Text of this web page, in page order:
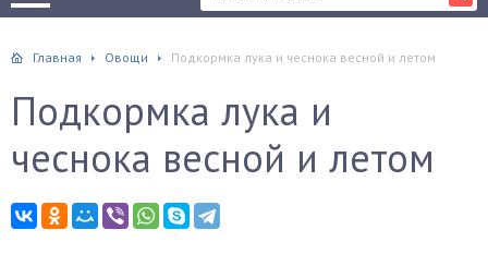
Главная Овощи Подкормка лука и чеснока весной и летом
Подкормка лука и
чеснока весной и летом